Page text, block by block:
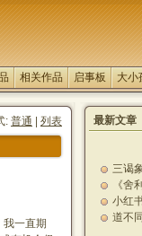
相关作品 启事板 大小
: 普通 列表
一直期
最新文章
三谒
《舍
示
小红
国清
道不